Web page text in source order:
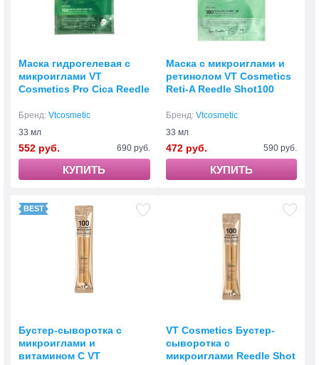
Маска гидрогелевая с
микроиглами VT
Cosmetics Pro Cica Reedle
Mask
Бренд: Vtcosmetic
33 мл
552 руб. 690 руб.
КУПИТЬ
Маска с микроиглами и
ретинолом VT Cosmetics
Reti-A Reedle Shot100
Бренд: Vtcosmetic
33 мл
472 руб. 590 руб.
КУПИТЬ
Бустер-сыворотка с
микроиглами и
витамином С VT
VT Cosmetics Бустер-
сыворотка с
микроиглами Reedle Shot